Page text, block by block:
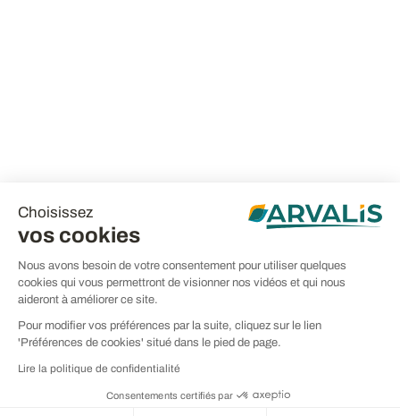
Choisissez
vos cookies
Nous avons besoin de votre consentement pour utiliser quelques
cookies qui vous permettront de visionner nos vidéos et qui nous
aideront à améliorer ce site.
Pour modifier vos préférences par la suite, cliquez sur le lien
'Préférences de cookies' situé dans le pied de page.
Lire la politique de confidentialité
Consentements certifiés par